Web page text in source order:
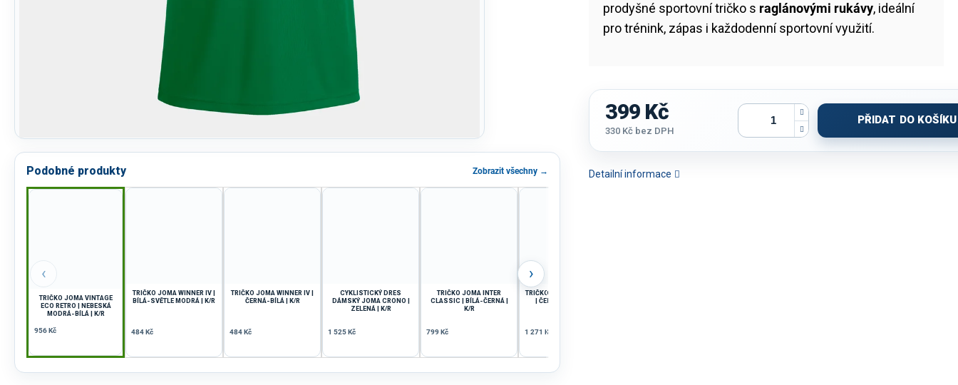
Podobné produkty Zobrazit všechny →
‹
TRIČKO JOMA VINTAGE
ECO RETRO | NEBESKÁ
MODRÁ-BÍLÁ | K/R
956 Kč
TRIČKO JOMA WINNER IV |
BÍLÁ-SVĚTLE MODRÁ | K/R
484 Kč
TRIČKO JOMA WINNER IV |
ČERNÁ-BÍLÁ | K/R
484 Kč
CYKLISTICKÝ DRES
DÁMSKÝ JOMA CRONO |
ZELENÁ | K/R
1 525 Kč
TRIČKO JOMA INTER
CLASSIC | BÍLÁ-ČERNÁ |
K/R
799 Kč
TRIČKO JOMA PROTEAM III
| ČERNÁ-ZLATÁ | K/R
1 271 Kč
›
prodyšné sportovní tričko s raglánovými rukávy, ideální
pro trénink, zápas i každodenní sportovní využití.
Detailní informace
399 Kč
330 Kč bez DPH
PŘIDAT DO KOŠÍKU